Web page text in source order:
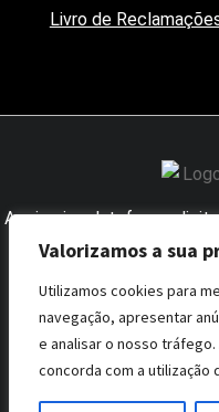
Valorizamos a sua
Utilizamos cookies para
navegação, apresentar
e analisar o nosso
concorda com a utilização
Livro de
A primeira plataforma
nacionais junto